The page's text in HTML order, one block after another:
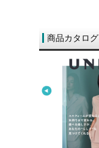
商品カタログ